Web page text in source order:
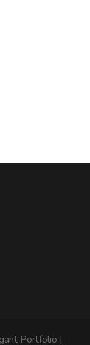
Portfolio |